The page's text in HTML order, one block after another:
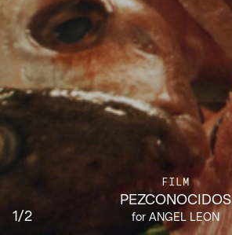
1/2
FILM
PEZCONOCIDOS
for ANGEL LEON